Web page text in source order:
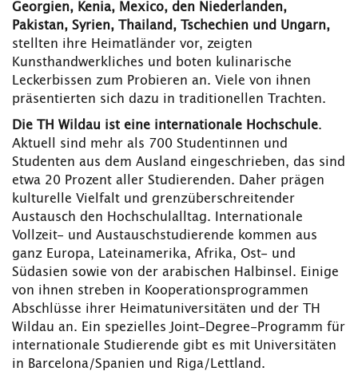
Georgien, Kenia, Mexico, den Niederlanden,
Pakistan, Syrien, Thailand, Tschechien und Ungarn,
stellten ihre Heimatländer vor, zeigten
Kunsthandwerkliches und boten kulinarische
Leckerbissen zum Probieren an. Viele von ihnen
präsentierten sich dazu in traditionellen Trachten.
Die TH Wildau ist eine internationale Hochschule.
Aktuell sind mehr als 700 Studentinnen und
Studenten aus dem Ausland eingeschrieben, das sind
etwa 20 Prozent aller Studierenden. Daher prägen
kulturelle Vielfalt und grenzüberschreitender
Austausch den Hochschulalltag. Internationale
Vollzeit- und Austauschstudierende kommen aus
ganz Europa, Lateinamerika, Afrika, Ost- und
Südasien sowie von der arabischen Halbinsel. Einige
von ihnen streben in Kooperationsprogrammen
Abschlüsse ihrer Heimatuniversitäten und der TH
Wildau an. Ein spezielles Joint-Degree-Programm für
internationale Studierende gibt es mit Universitäten
in Barcelona/Spanien und Riga/Lettland.